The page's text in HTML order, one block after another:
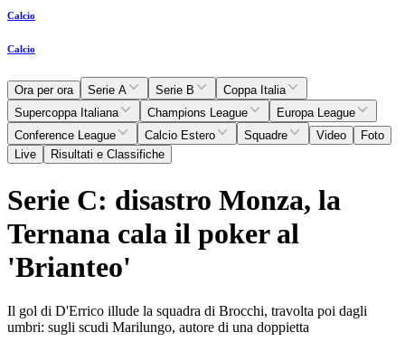
Calcio
Calcio
Ora per ora Serie A Serie B
Coppa Italia
Supercoppa Italiana
Champions League
Europa League
Conference League
Calcio Estero Squadre Video
Foto
Live
Risultati e Classifiche
Serie C: disastro Monza, la
Ternana cala il poker al
'Brianteo'
Il gol di D'Errico illude la squadra di Brocchi, travolta poi dagli
umbri: sugli scudi Marilungo, autore di una doppietta